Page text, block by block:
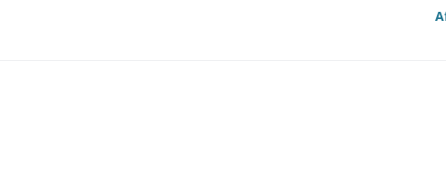
- Procès-verbal de révision des comptes